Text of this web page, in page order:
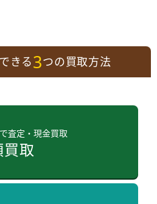
きる3つの買取方法
査定・現金買取
取